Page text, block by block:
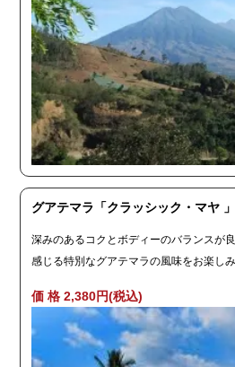
グアテマラ「クラッシック・マヤ
深みのあるコクとボディーのバランスが
感じる特別なグアテマラの風味をお楽しみ
価 格 2,380円(税込)